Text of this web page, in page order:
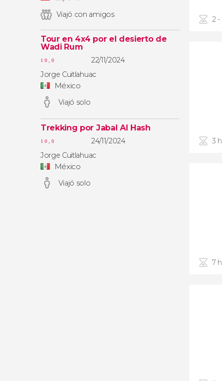
Viajó con amigos
Tour en 4x4 por el desierto de
Wadi Rum
10,0
22/11/2024
Jorge Cuitlahuac
México
Viajó solo
Trekking por Jabal Al Hash
10,0
24/11/2024
Jorge Cuitlahuac
México
Viajó solo
2 -
3
7